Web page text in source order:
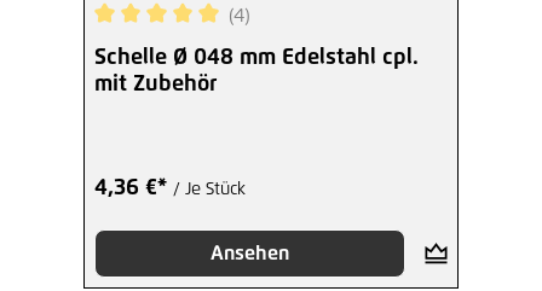
Durchschnittliche Bewertung von 5 von 5
(4)
Schelle Ø 048 mm Edelstahl cpl.
mit Zubehör
4,36 €* / Je Stück
Ansehen